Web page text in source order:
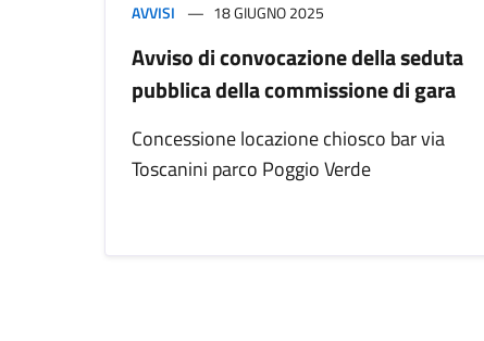
AVVISI 18 GIUGNO 2025
Avviso di convocazione della seduta
pubblica della commissione di gara
Concessione locazione chiosco bar via
Toscanini parco Poggio Verde